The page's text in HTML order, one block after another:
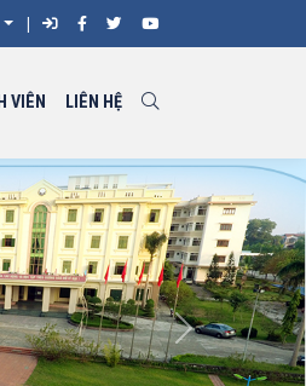
đối với từng ngành đào tạo
VIÊN LIÊN HỆ
Next